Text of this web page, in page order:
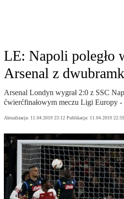
LE: Napoli poległo
Arsenal z
Arsenal Londyn wygrał 2:0 z SSC
ćwierćfinałowym meczu Ligi Europy
Aktualizacja: 11.04.2019 23:12 Publikacja: 11.04.2019 22:59